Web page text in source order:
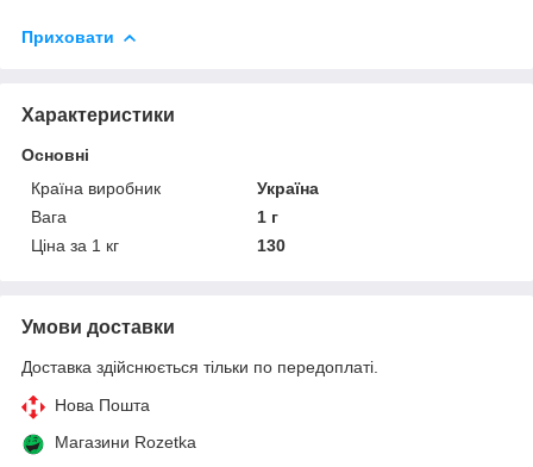
Приховати
Характеристики
Основні
Країна виробник
Україна
Вага
1 г
Ціна за 1 кг
130
Умови доставки
Доставка здійснюється тільки по передоплаті.
Нова Пошта
Магазини Rozetka